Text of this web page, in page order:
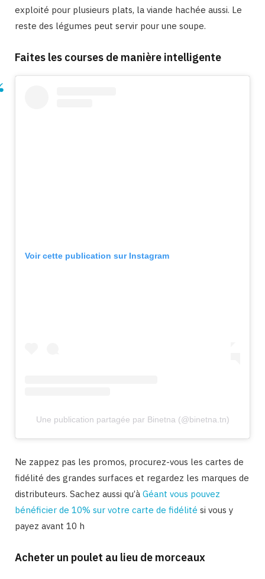
exploité pour plusieurs plats, la viande hachée aussi. Le
reste des légumes peut servir pour une soupe.
Faites les courses de manière intelligente
Voir cette publication sur Instagram
Une publication partagée par Binetna (@binetna.tn)
Ne zappez pas les promos, procurez-vous les cartes de
fidélité des grandes surfaces et regardez les marques de
distributeurs. Sachez aussi qu’à Géant vous pouvez
bénéficier de 10% sur votre carte de fidélité si vous y
payez avant 10 h
Acheter un poulet au lieu de morceaux